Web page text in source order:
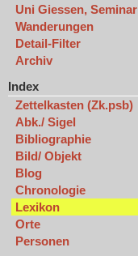
Uni Giessen, Seminar
Wanderungen
Detail-Filter
Archiv
Index
Zettelkasten (Zk.psb)
Abk./ Sigel
Bibliographie
Bild/ Objekt
Blog
Chronologie
Lexikon
Orte
Personen